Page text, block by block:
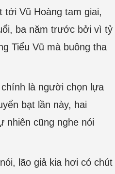
tới Vũ Hoàng tam giai,
ba năm trước bởi vì tỷ
Tiểu Vũ mà buông tha
là người chọn lựa
bạt lần này, hai
nhiên cũng nghe nói
lão giả kia hơi có chút